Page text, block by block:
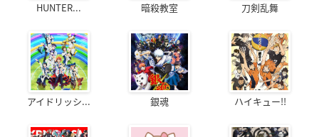
HUNTER... 暗殺教室 刀剣乱舞
アイドリッシ... 銀魂 ハイキュー!!